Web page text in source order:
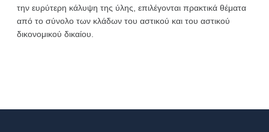
την ευρύτερη κάλυψη της ύλης, επιλέγονται πρακτικά θέματα
από το σύνολο των κλάδων του αστικού και του αστικού
δικονομικού δικαίου.